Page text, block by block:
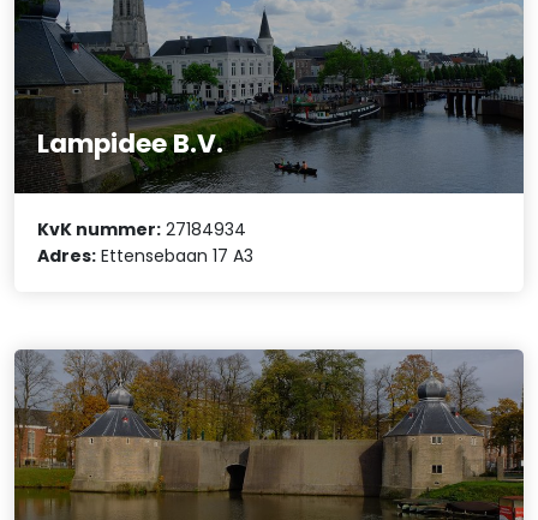
Lampidee B.V.
KvK nummer: 27184934
Adres: Ettensebaan 17 A3